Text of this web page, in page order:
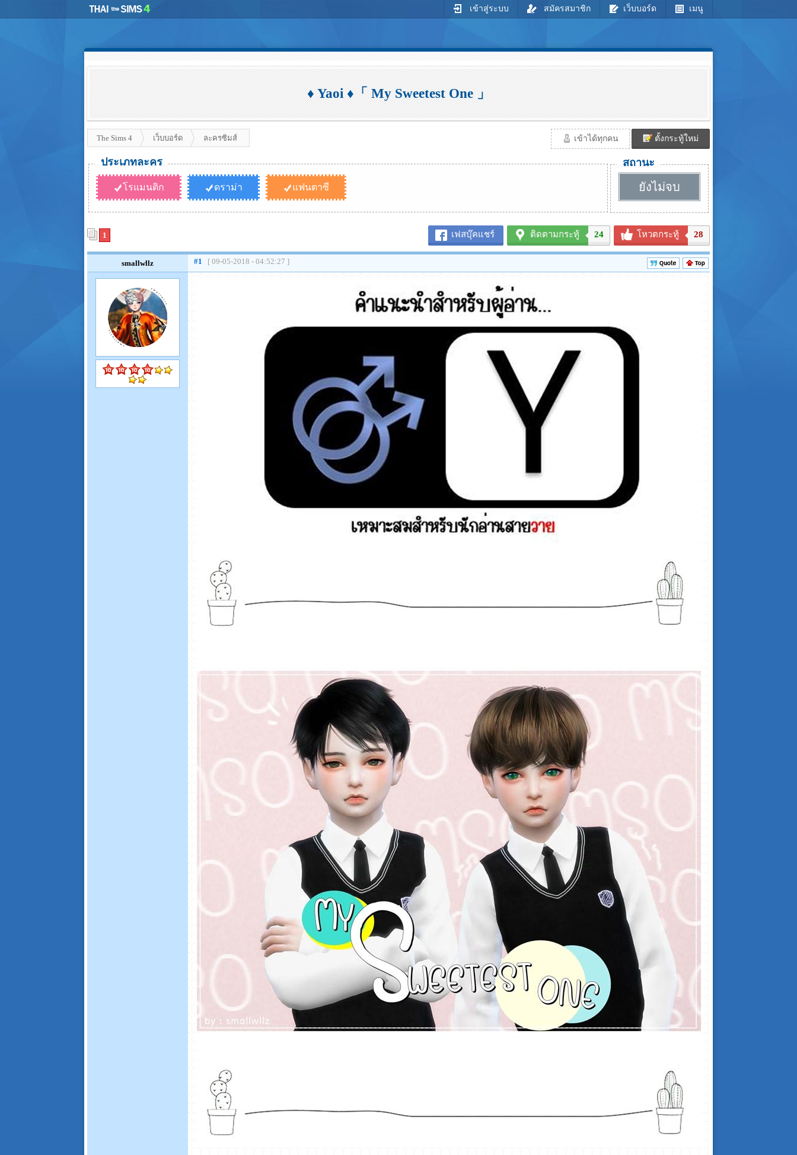
เข้าสู่ระบบ สมัครสมาชิก เว็บบอร์ด เมนู
♦ Yaoi ♦「 My Sweetest One 」
The Sims 4 เว็บบอร์ด ละครซิมส์ เข้าได้ทุกคน ตั้งกระทู้ใหม่
ประเภทละคร
โรแมนติก ดราม่า แฟนตาซี
สถานะ
ยังไม่จบ
เฟสบุ๊คแชร์ ติดตามกระทู้ 24 โหวตกระทู้ 28
1
smallwllz #1 [ 09-05-2018 - 04:52:27 ]